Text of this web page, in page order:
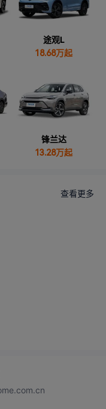
途观L
18.68万起
锋兰达
13.28万起
查看更多